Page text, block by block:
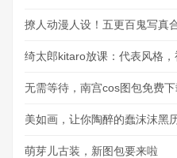
撩人动漫人设！五更百鬼写真
绮太郎kitaro放课：代表风格
无需等待，南宫cos图包免费
美如画，让你陶醉的蠢沫沫黑
萌芽儿古装，新图包要来啦